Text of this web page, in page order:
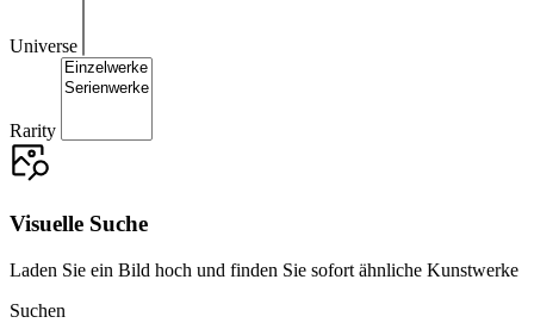
Universe
Rarity
Visuelle Suche
Laden Sie ein Bild hoch und finden Sie sofort ähnliche Kunstwerke
Suchen